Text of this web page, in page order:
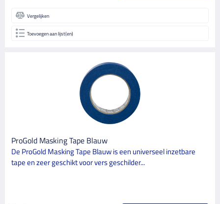
Vergelijken
Toevoegen aan lijst(en)
ProGold Masking Tape Blauw
De ProGold Masking Tape Blauw is een universeel inzetbare
tape en zeer geschikt voor vers geschilder...